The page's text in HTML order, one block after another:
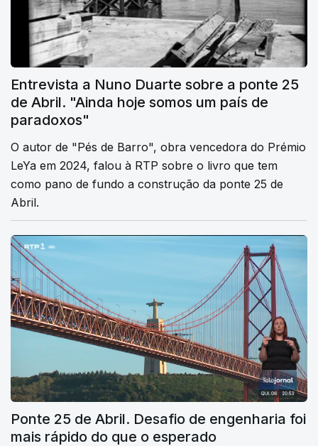
Entrevista a Nuno Duarte sobre a ponte 25
de Abril. "Ainda hoje somos um país de
paradoxos"
O autor de "Pés de Barro", obra vencedora do Prémio
LeYa em 2024, falou à RTP sobre o livro que tem
como pano de fundo a construção da ponte 25 de
Abril.
Ponte 25 de Abril. Desafio de engenharia foi
mais rápido do que o esperado